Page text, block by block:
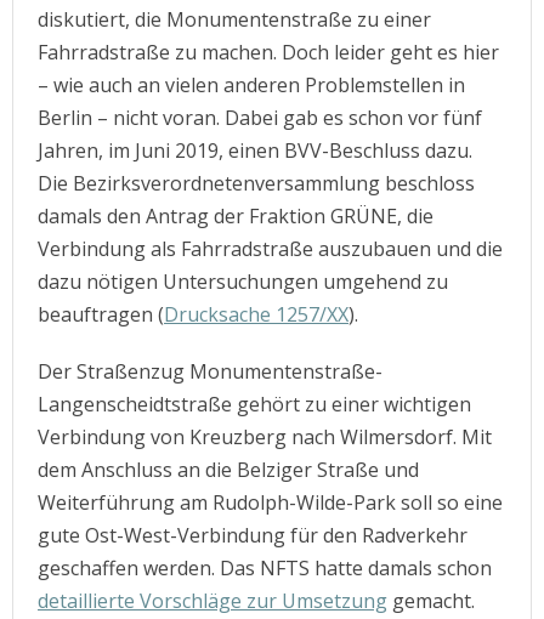
diskutiert, die Monumentenstraße zu einer
Fahrradstraße zu machen. Doch leider geht es hier
– wie auch an vielen anderen Problemstellen in
Berlin – nicht voran. Dabei gab es schon vor fünf
Jahren, im Juni 2019, einen BVV-Beschluss dazu.
Die Bezirksverordnetenversammlung beschloss
damals den Antrag der Fraktion GRÜNE, die
Verbindung als Fahrradstraße auszubauen und die
dazu nötigen Untersuchungen umgehend zu
beauftragen (Drucksache 1257/XX).
Der Straßenzug Monumentenstraße-
Langenscheidtstraße gehört zu einer wichtigen
Verbindung von Kreuzberg nach Wilmersdorf. Mit
dem Anschluss an die Belziger Straße und
Weiterführung am Rudolph-Wilde-Park soll so eine
gute Ost-West-Verbindung für den Radverkehr
geschaffen werden. Das NFTS hatte damals schon
detaillierte Vorschläge zur Umsetzung gemacht.